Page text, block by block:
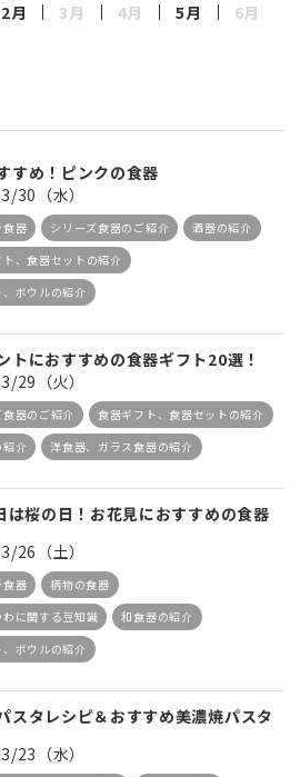
2月 3月 4月 5月
6月
すめ！ピンクの食器
30（水）
食器 シリーズ食器のご紹介
酒器の紹介
、食器セットの紹介
ボウルの紹介
トにおすすめの食器ギフト20選！
29（火）
器のご紹介
食器ギフト、食器セットの紹介
介
洋食器、ガラス食器の紹介
は桜の日！お花見におすすめの食器
26（土）
食器
柄物の食器
に関する豆知識
和食器の紹介
ボウルの紹介
スタレシピ＆おすすめ美濃焼パスタ
23（水）